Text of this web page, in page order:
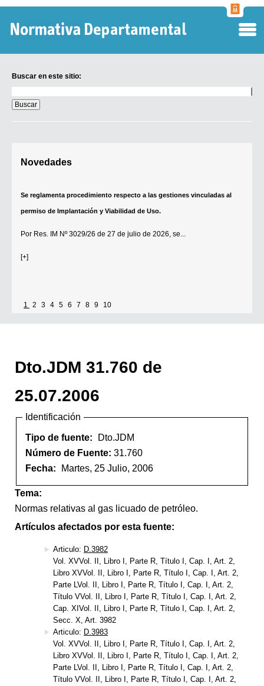
Buscar en este sitio:
en
este
sitio:
Novedades
Se reglamenta procedimiento respecto a las gestiones vinculadas al
permiso de Implantación y Viabilidad de Uso.
Por Res. IM Nº 3029/26 de 27 de julio de 2026, se...
[+]
1 2 3 4 5 6 7 8 9 10
Dto.JDM 31.760 de
25.07.2006
Identificación
Tipo de fuente:
Dto.JDM
Número de Fuente: 31.760
Fecha:
Martes, 25 Julio, 2006
Tema:
Normas relativas al gas licuado de petróleo.
Artículos afectados por esta fuente:
Articulo: D.3982
Vol. XVVol. II, Libro I, Parte R, Título I, Cap. I, Art. 2,
Libro XVVol. II, Libro I, Parte R, Título I, Cap. I, Art. 2,
Parte LVol. II, Libro I, Parte R, Título I, Cap. I, Art. 2,
Título VVol. II, Libro I, Parte R, Título I, Cap. I, Art. 2,
Cap. XIVol. II, Libro I, Parte R, Título I, Cap. I, Art. 2,
Secc. X, Art. 3982
Articulo: D.3983
Vol. XVVol. II, Libro I, Parte R, Título I, Cap. I, Art. 2,
Libro XVVol. II, Libro I, Parte R, Título I, Cap. I, Art. 2,
Parte LVol. II, Libro I, Parte R, Título I, Cap. I, Art. 2,
Título VVol. II, Libro I, Parte R, Título I, Cap. I, Art. 2,